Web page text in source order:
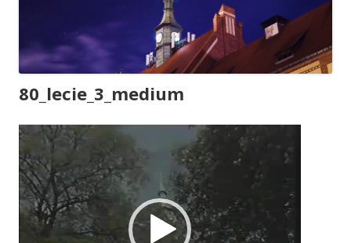
80_lecie_3_medium
Odtwarzacz
video